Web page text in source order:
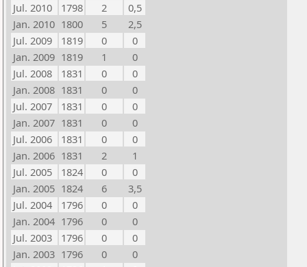
Jul. 2010
1798 2
0,5
Jan. 2010 1800 5
2,5
Jul. 2009
1819 0
0
Jan. 2009 1819 1
0
Jul. 2008
1831 0
0
Jan. 2008 1831 0
0
Jul. 2007
1831 0
0
Jan. 2007 1831 0
0
Jul. 2006
1831 0
0
Jan. 2006 1831 2
1
Jul. 2005
1824 0
0
Jan. 2005 1824 6
3,5
Jul. 2004
1796 0
0
Jan. 2004 1796 0
0
Jul. 2003
1796 0
0
Jan. 2003 1796 0
0